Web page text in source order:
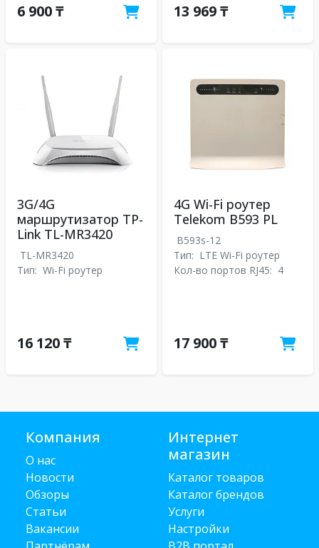
6 900 ₸ 13 969 ₸
3G/4G
маршрутизатор TP-
Link TL-MR3420
TL-MR3420
Тип: Wi-Fi роутер
16 120 ₸
4G Wi-Fi роутер
Telekom B593 PL
B593s-12
Тип: LTE Wi-Fi роутер
Кол-во портов RJ45: 4
17 900 ₸
Компания
О нас
Новости
Обзоры
Статьи
Вакансии
Интернет
магазин
Каталог товаров
Каталог брендов
Услуги
Настройки